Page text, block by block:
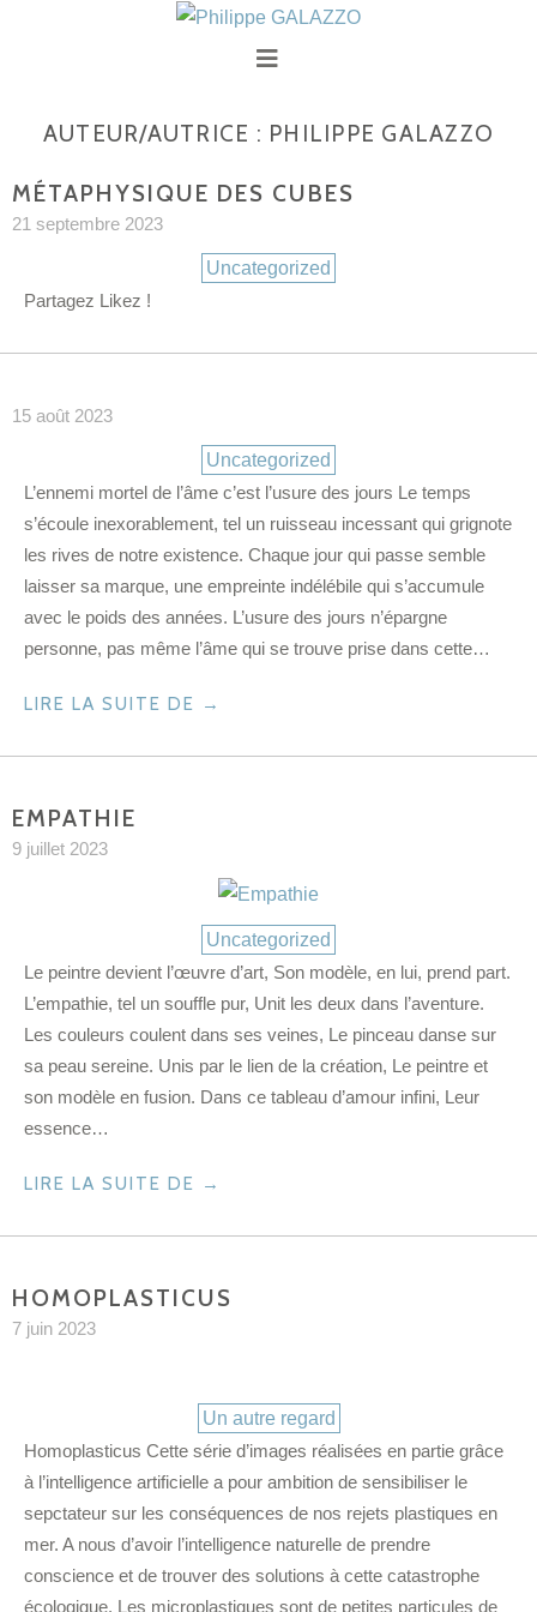
AUTEUR/AUTRICE : PHILIPPE GALAZZO
MÉTAPHYSIQUE DES CUBES
21 septembre 2023
Catégories
Uncategorized
Partagez Likez !
15 août 2023
Catégories
Uncategorized
L’ennemi mortel de l’âme c’est l’usure des jours Le temps
s’écoule inexorablement, tel un ruisseau incessant qui grignote
les rives de notre existence. Chaque jour qui passe semble
laisser sa marque, une empreinte indélébile qui s’accumule
avec le poids des années. L’usure des jours n’épargne
personne, pas même l’âme qui se trouve prise dans cette…
LIRE LA SUITE DE →
EMPATHIE
9 juillet 2023
Catégories
Uncategorized
Le peintre devient l’œuvre d’art, Son modèle, en lui, prend part.
L’empathie, tel un souffle pur, Unit les deux dans l’aventure.
Les couleurs coulent dans ses veines, Le pinceau danse sur
sa peau sereine. Unis par le lien de la création, Le peintre et
son modèle en fusion. Dans ce tableau d’amour infini, Leur
essence…
LIRE LA SUITE DE « EMPATHIE »
→
HOMOPLASTICUS
7 juin 2023
Catégories
Un autre regard
Homoplasticus Cette série d’images réalisées en partie grâce
à l’intelligence artificielle a pour ambition de sensibiliser le
sepctateur sur les conséquences de nos rejets plastiques en
mer. A nous d’avoir l’intelligence naturelle de prendre
conscience et de trouver des solutions à cette catastrophe
écologique. Les microplastiques sont de petites particules de